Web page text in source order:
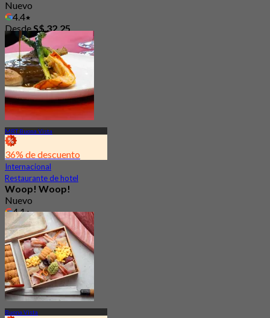
Nuevo
4.4
DesdeS$ 32.25
MRT Buona Vista
36% de descuento
Internacional
Restaurante de hotel
Woop! Woop!
Nuevo
4.1
Desde
S$ 18.75
Buona Vista